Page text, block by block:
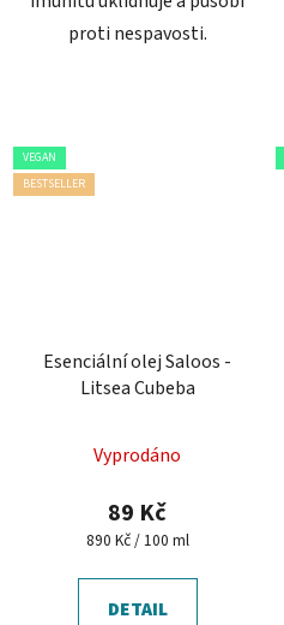
proti nespavosti.
VEGAN
BESTSELLER
Esenciální olej Saloos -
Litsea Cubeba
hodnocení
produktu
je
z
Vyprodáno
89 Kč
Měrná
890 Kč / 100 ml
DETAIL